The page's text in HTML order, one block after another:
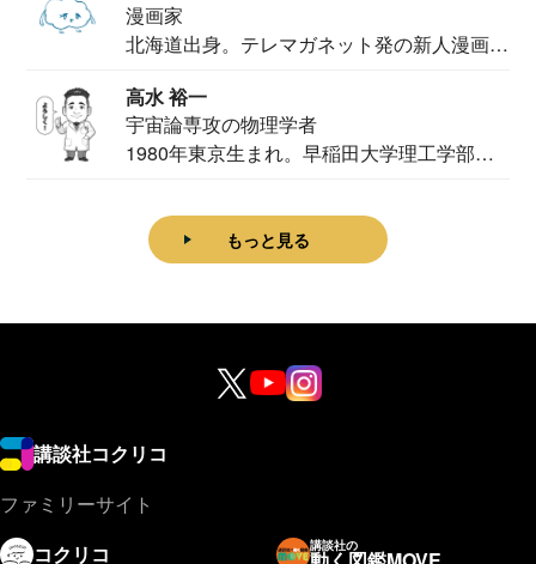
漫画家
北海道出身。テレマガネット発の新人漫画
高水 裕一
宇宙論専攻の物理学者
1980年東京生まれ。早稲田大学理工学部物
もっと見る
講談社コクリコ
ファミリーサイト
コクリコ
講談社の